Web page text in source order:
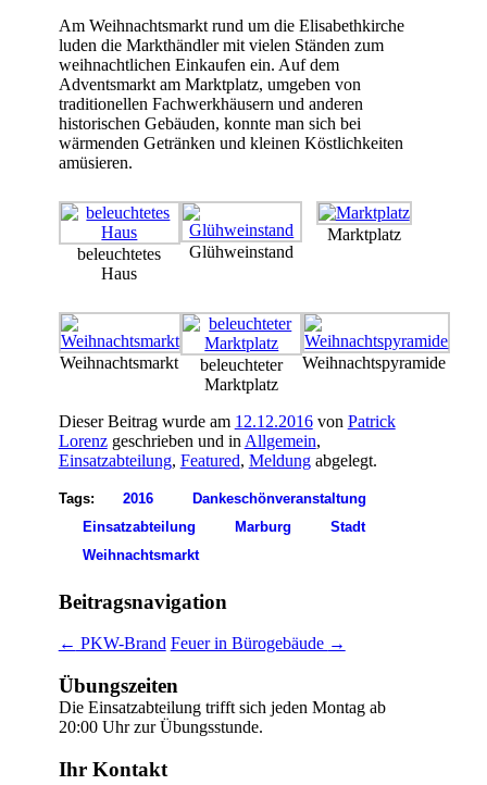
Am Weihnachtsmarkt rund um die Elisabethkirche
luden die Markthändler mit vielen Ständen zum
weihnachtlichen Einkaufen ein. Auf dem
Adventsmarkt am Marktplatz, umgeben von
traditionellen Fachwerkhäusern und anderen
historischen Gebäuden, konnte man sich bei
wärmenden Getränken und kleinen Köstlichkeiten
amüsieren.
beleuchtetes
Haus
Glühweinstand
Marktplatz
Weihnachtsmarkt
beleuchteter
Marktplatz
Weihnachtspyramide
Dieser Beitrag wurde am 12.12.2016von Patrick
Lorenzgeschrieben und in Allgemein,
Einsatzabteilung, Featured, Meldungabgelegt.
Tags: 2016
Dankeschönveranstaltung
Einsatzabteilung
Marburg
Stadt
Weihnachtsmarkt
Beitragsnavigation
← PKW-Brand Feuer in Bürogebäude →
Übungszeiten
Die Einsatzabteilung trifft sich jeden Montag ab
20:00 Uhr zur Übungsstunde.
Ihr Kontakt